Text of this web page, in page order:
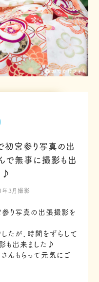
宮参り写真の出
で無事に撮影も出
♪
年3月撮影
り写真の出張撮影を
たが、時間をずらして
も出来ました♪
んもらって元気にご